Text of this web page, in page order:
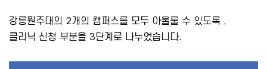
강릉원주대의 2개의 캠퍼스를 모두 아울룰 수 있도록 ,
클리닉 신청 부분을 3단계로 나누었습니다.